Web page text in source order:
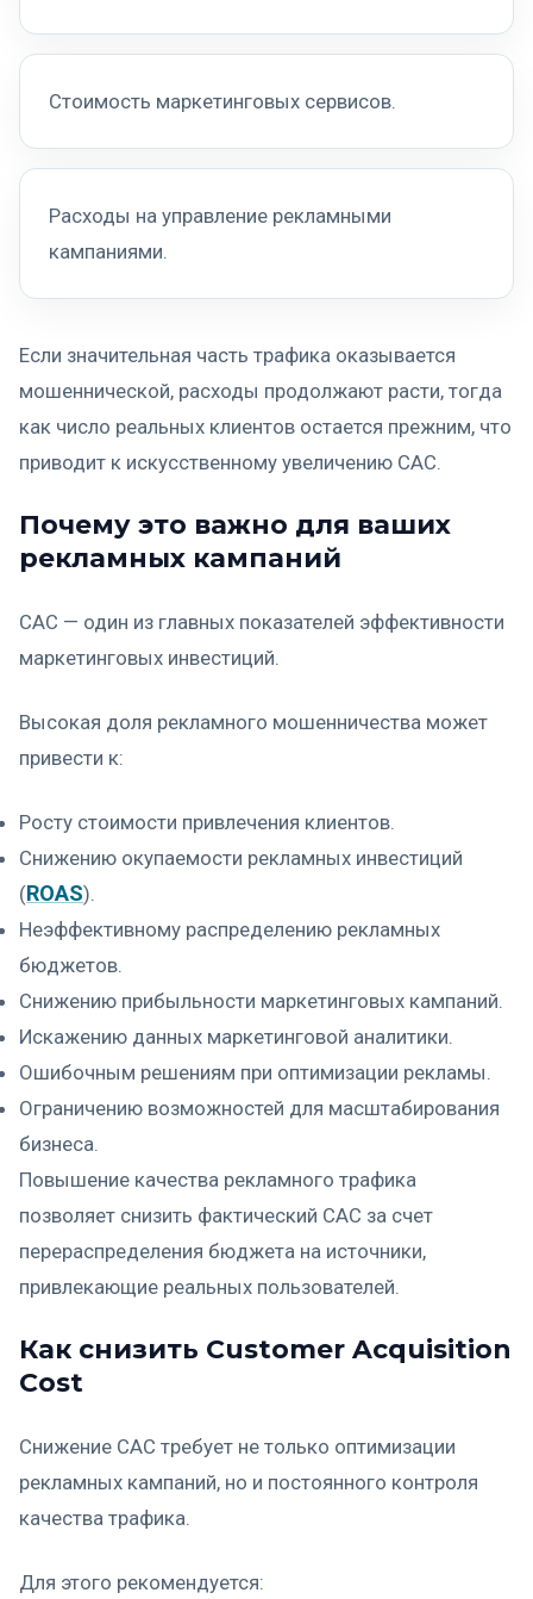
Стоимость маркетинговых сервисов.
Расходы на управление рекламными
кампаниями.
Если значительная часть трафика оказывается
мошеннической, расходы продолжают расти, тогда
как число реальных клиентов остается прежним, что
приводит к искусственному увеличению CAC.
Почему это важно для ваших
рекламных кампаний
CAC — один из главных показателей эффективности
маркетинговых инвестиций.
Высокая доля рекламного мошенничества может
привести к:
Росту стоимости привлечения клиентов.
Снижению окупаемости рекламных инвестиций
(ROAS).
Неэффективному распределению рекламных
бюджетов.
Снижению прибыльности маркетинговых кампаний.
Искажению данных маркетинговой аналитики.
Ошибочным решениям при оптимизации рекламы.
Ограничению возможностей для масштабирования
бизнеса.
Повышение качества рекламного трафика
позволяет снизить фактический CAC за счет
перераспределения бюджета на источники,
привлекающие реальных пользователей.
Как снизить Customer Acquisition
Cost
Снижение CAC требует не только оптимизации
рекламных кампаний, но и постоянного контроля
качества трафика.
Для этого рекомендуется: